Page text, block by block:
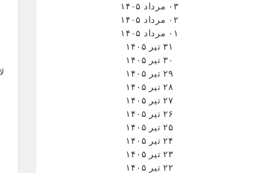
۰۳ مرداد ۱۴۰۵
۰۲ مرداد ۱۴۰۵
۰۱ مرداد ۱۴۰۵
۳۱ تیر ۱۴۰۵
۳۰ تیر ۱۴۰۵
۲۹ تیر ۱۴۰۵
۲۸ تیر ۱۴۰۵
۲۷ تیر ۱۴۰۵
۲۶ تیر ۱۴۰۵
۲۵ تیر ۱۴۰۵
۲۴ تیر ۱۴۰۵
۲۳ تیر ۱۴۰۵
۲۲ تیر ۱۴۰۵